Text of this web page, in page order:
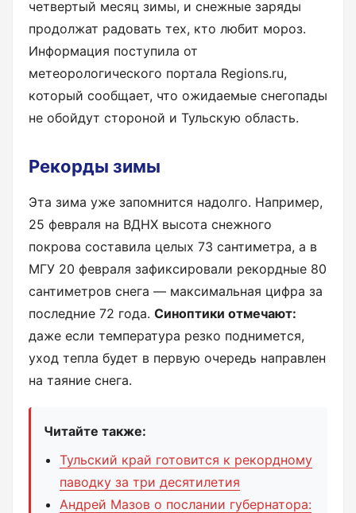
четвертый месяц зимы, и снежные заряды
продолжат радовать тех, кто любит мороз.
Информация поступила от
метеорологического портала Regions.ru,
который сообщает, что ожидаемые снегопады
не обойдут стороной и Тульскую область.
Рекорды зимы
Эта зима уже запомнится надолго. Например,
25 февраля на ВДНХ высота снежного
покрова составила целых 73 сантиметра, а в
МГУ 20 февраля зафиксировали рекордные 80
сантиметров снега — максимальная цифра за
последние 72 года. Синоптики отмечают:
даже если температура резко поднимется,
уход тепла будет в первую очередь направлен
на таяние снега.
Читайте также:
Тульский край готовится к рекордному
паводку за три десятилетия
Андрей Мазов о послании губернатора: